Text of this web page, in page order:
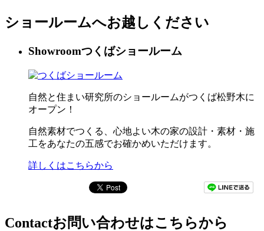
ショールームへお越しください
Showroomつくばショールーム
自然と住まい研究所のショールームがつくば松野木に
オープン！
自然素材でつくる、心地よい木の家の設計・素材・施
工をあなたの五感でお確かめいただけます。
詳しくはこちらから
Contactお問い合わせはこちらから